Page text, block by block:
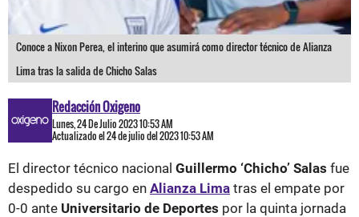
Conoce a Nixon Perea, el interino que asumirá como director técnico de Alianza
Lima tras la salida de Chicho Salas
Redacción Oxigeno
Lunes, 24 De Julio 2023 10:53 AM
Actualizado el 24 de julio del 2023 10:53 AM
El director técnico nacional Guillermo ‘Chicho’ Salas fue
despedido su cargo en Alianza Lima tras el empate por
0-0 ante Universitario de Deportes por la quinta jornada